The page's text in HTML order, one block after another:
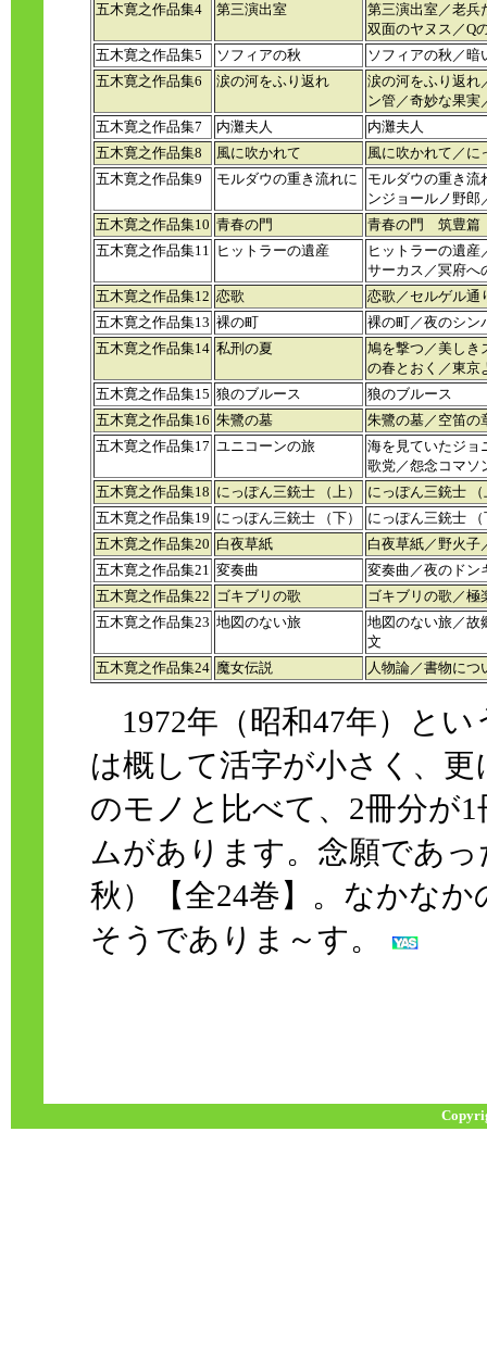
五木寛之作品集4
第三演出室
第三演出室／老兵
双面のヤヌス／Q
五木寛之作品集5
ソフィアの秋
ソフィアの秋／暗
五木寛之作品集6
涙の河をふり返れ
涙の河をふり返れ
ン管／奇妙な果実
五木寛之作品集7
内灘夫人
内灘夫人
五木寛之作品集8
風に吹かれて
風に吹かれて／に
五木寛之作品集9
モルダウの重き流れに
モルダウの重き流
ンジョールノ野郎
五木寛之作品集10 青春の門
青春の門 筑豊篇
五木寛之作品集11 ヒットラーの遺産
ヒットラーの遺
サーカス／冥府へ
五木寛之作品集12 恋歌
恋歌／セルゲル通
五木寛之作品集13 裸の町
裸の町／夜のシン
五木寛之作品集14 私刑の夏
鳩を撃つ／美しき
の春とおく／東京
五木寛之作品集15 狼のブルース
狼のブルース
五木寛之作品集16 朱鷺の墓
朱鷺の墓／空笛の
五木寛之作品集17 ユニコーンの旅
海を見ていたジョ
歌党／怨念コマソ
五木寛之作品集18 にっぽん三銃士 （上）
にっぽん三銃士 （
五木寛之作品集19 にっぽん三銃士 （下）
にっぽん三銃士 （
五木寛之作品集20 白夜草紙
白夜草紙／野火子
五木寛之作品集21 変奏曲
変奏曲／夜のドン
五木寛之作品集22 ゴキブリの歌
ゴキブリの歌／極
五木寛之作品集23 地図のない旅
地図のない旅／故
文
五木寛之作品集24 魔女伝説 人物論／書物に
1972年（昭和47年）とい
は概して活字が小さく、
のモノと比べて、2冊分が
ムがあります。念願であ
秋）【全24巻】。なかな
そうでありま～す。